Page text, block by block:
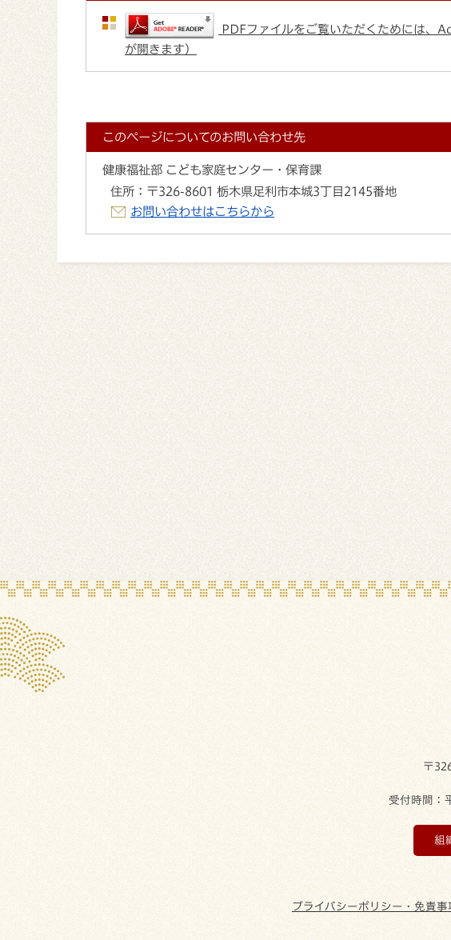
PDFファイルをご覧いただくためには、
が開きます）
このページについてのお問い合わせ先
健康福祉部 こども家庭センター・保育課
住所： 〒326-8601 栃木県足利市本城3丁目2145番地
お問い合わせはこちらから
〒
受付時間：
組
プライバシーポリシー・免責事